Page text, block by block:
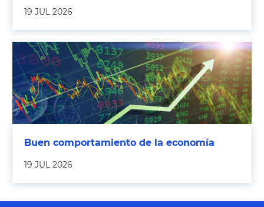
19 JUL 2026
Buen comportamiento de la economía
19 JUL 2026